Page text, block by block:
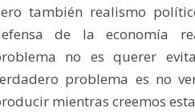
también realismo
de la economía
no es querer
problema es no
mientras creemos